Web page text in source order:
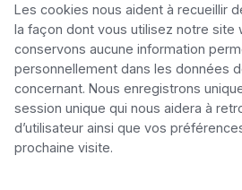
Les cookies nous aident à recueillir
la façon dont vous utilisez notre site
conservons aucune information
personnellement dans les données
concernant. Nous enregistrons
session unique qui nous aidera à
d’utilisateur ainsi que vos
prochaine visite.